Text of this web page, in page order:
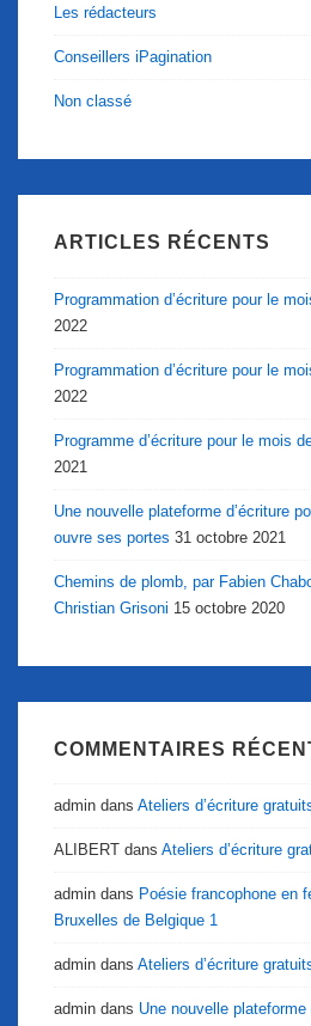
Les rédacteurs
Conseillers iPagination
Non classé
ARTICLES RÉCENTS
Programmation d’écriture pour le
2022
Programmation d’écriture pour le
2022
Programme d’écriture pour le mois
2021
Une nouvelle plateforme d’écriture
ouvre ses portes 31 octobre 2021
Chemins de plomb, par Fabien
Christian Grisoni 15 octobre 2020
COMMENTAIRES
admin dans Ateliers d’écriture
ALIBERT dans Ateliers d’écriture
admin dans Poésie francophone en
Bruxelles de Belgique 1
admin dans Ateliers d’écriture
admin dans Une nouvelle plateforme